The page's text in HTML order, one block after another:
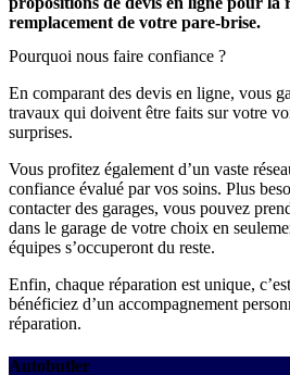
remplacement de votre pare-brise.
Pourquoi nous faire confiance ?
En comparant des devis en ligne, vous
travaux qui doivent être faits sur votre
surprises.
Vous profitez également d’un vaste
confiance évalué par vos soins. Plus
contacter des garages, vous pouvez
dans le garage de votre choix en
équipes s’occuperont du reste.
Enfin, chaque réparation est unique,
bénéficiez d’un accompagnement
réparation.
Autobutler